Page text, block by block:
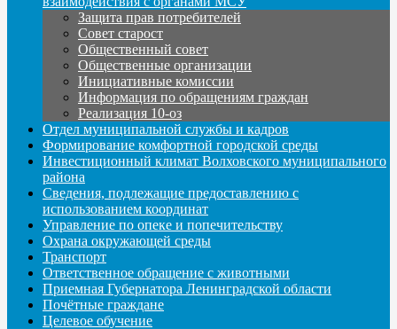
Защита прав потребителей
Совет старост
Общественный совет
Общественные организации
Инициативные комиссии
Информация по обращениям граждан
Реализация 10-оз
Отдел муниципальной службы и кадров
Формирование комфортной городской среды
Инвестиционный климат Волховского муниципального
района
Сведения, подлежащие предоставлению с
использованием координат
Управление по опеке и попечительству
Охрана окружающей среды
Транспорт
Ответственное обращение с животными
Приемная Губернатора Ленинградской области
Почётные граждане
Целевое обучение